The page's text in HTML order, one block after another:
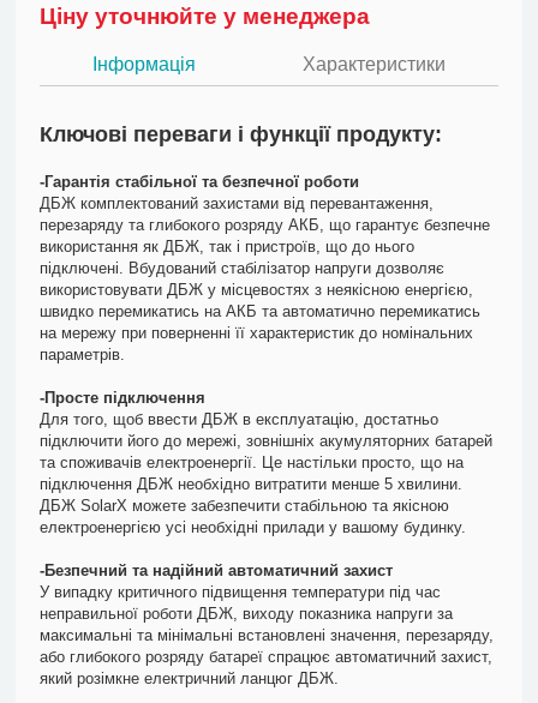
Ціну уточнюйте у менеджера
Інформація Характеристики
Ключові переваги і функції продукту:
-Гарантія стабільної та безпечної роботи
ДБЖ комплектований захистами від перевантаження,
перезаряду та глибокого розряду АКБ, що гарантує безпечне
використання як ДБЖ, так і пристроїв, що до нього
підключені. Вбудований стабілізатор напруги дозволяє
використовувати ДБЖ у місцевостях з неякісною енергією,
швидко перемикатись на АКБ та автоматично перемикатись
на мережу при поверненні її характеристик до номінальних
параметрів.
-Просте підключення
Для того, щоб ввести ДБЖ в експлуатацію, достатньо
підключити його до мережі, зовнішніх акумуляторних батарей
та споживачів електроенергії. Це настільки просто, що на
підключення ДБЖ необхідно витратити менше 5 хвилини.
ДБЖ SolarX можете забезпечити стабільною та якісною
електроенергією усі необхідні прилади у вашому будинку.
-Безпечний та надійний автоматичний захист
У випадку критичного підвищення температури під час
неправильної роботи ДБЖ, виходу показника напруги за
максимальні та мінімальні встановлені значення, перезаряду,
або глибокого розряду батареї спрацює автоматичний захист,
який розімкне електричний ланцюг ДБЖ.